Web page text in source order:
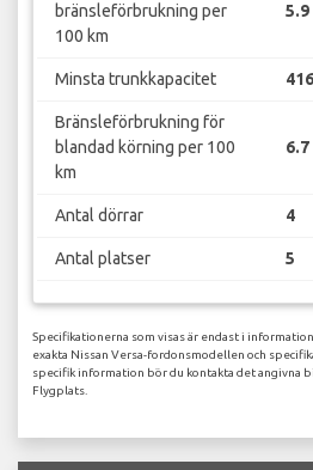
bränsleförbrukning per
100 km
5.9
Minsta trunkkapacitet
Bränsleförbrukning för
blandad körning per 100
km
6.7
Antal dörrar 4
Antal platser 5
Specifikationerna som visas är endast i
exakta Nissan Versa-fordonsmodellen och
specifik information bör du kontakta det angivna
Flygplats.